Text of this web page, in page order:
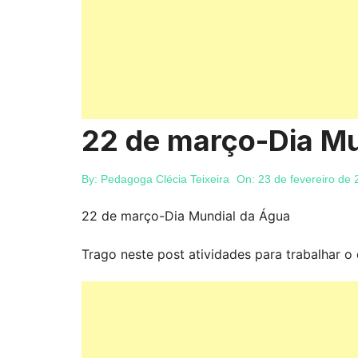
22 de março-Dia
By: Pedagoga Clécia Teixeira On: 23 de fevereiro de
22 de março-Dia Mundial da Água
Trago neste post atividades para trabalhar